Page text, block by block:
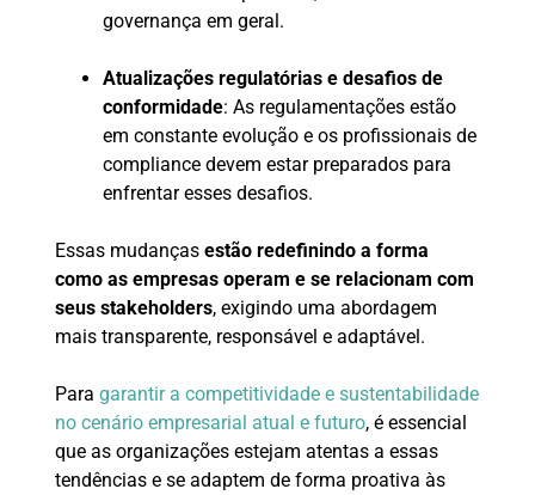
governança em geral.
Atualizações regulatórias e desafios de
conformidade: As regulamentações estão
em constante evolução e os profissionais de
compliance devem estar preparados para
enfrentar esses desafios.
Essas mudanças estão redefinindo a forma
como as empresas operam e se relacionam com
seus stakeholders, exigindo uma abordagem
mais transparente, responsável e adaptável.
Para garantir a competitividade e sustentabilidade
no cenário empresarial atual e futuro, é essencial
que as organizações estejam atentas a essas
tendências e se adaptem de forma proativa às